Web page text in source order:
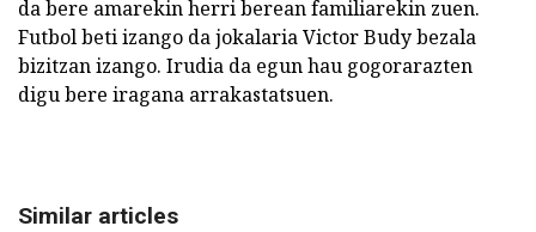
da bere amarekin herri berean familiarekin zuen.
Futbol beti izango da jokalaria Victor Budy bezala
bizitzan izango. Irudia da egun hau gogorarazten
digu bere iragana arrakastatsuen.
Similar articles